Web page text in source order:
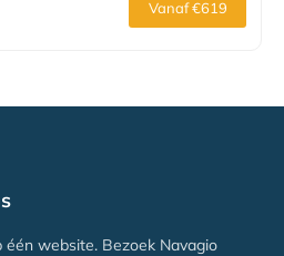
Vanaf €619
website. Bezoek Navagio